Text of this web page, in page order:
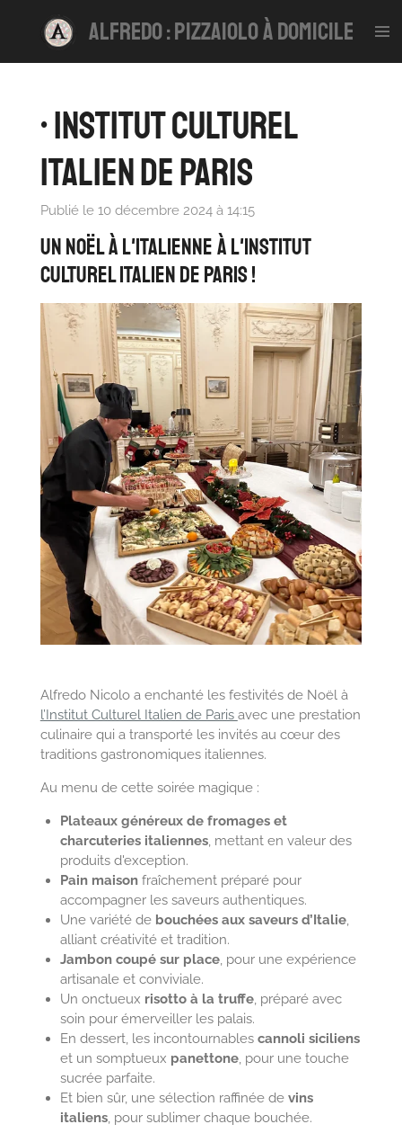
Passer
alfredo : pizzaiolo à domicile
• Institut Culturel
Italien de Paris
Publié le 10 décembre 2024 à 14:15
Un Noël à l'italienne à l'Institut
Culturel Italien de Paris !
Alfredo Nicolo a enchanté les festivités de Noël à
l’Institut Culturel Italien de Paris avec une prestation
culinaire qui a transporté les invités au cœur des
traditions gastronomiques italiennes.
Au menu de cette soirée magique :
Plateaux généreux de fromages et
charcuteries italiennes, mettant en valeur des
produits d'exception.
Pain maison fraîchement préparé pour
accompagner les saveurs authentiques.
Une variété de bouchées aux saveurs d’Italie,
alliant créativité et tradition.
Jambon coupé sur place, pour une expérience
artisanale et conviviale.
Un onctueux risotto à la truffe, préparé avec
soin pour émerveiller les palais.
En dessert, les incontournablescannoli siciliens
et un somptueux panettone, pour une touche
sucrée parfaite.
Et bien sûr, une sélection raffinée devins
italiens, pour sublimer chaque bouchée.